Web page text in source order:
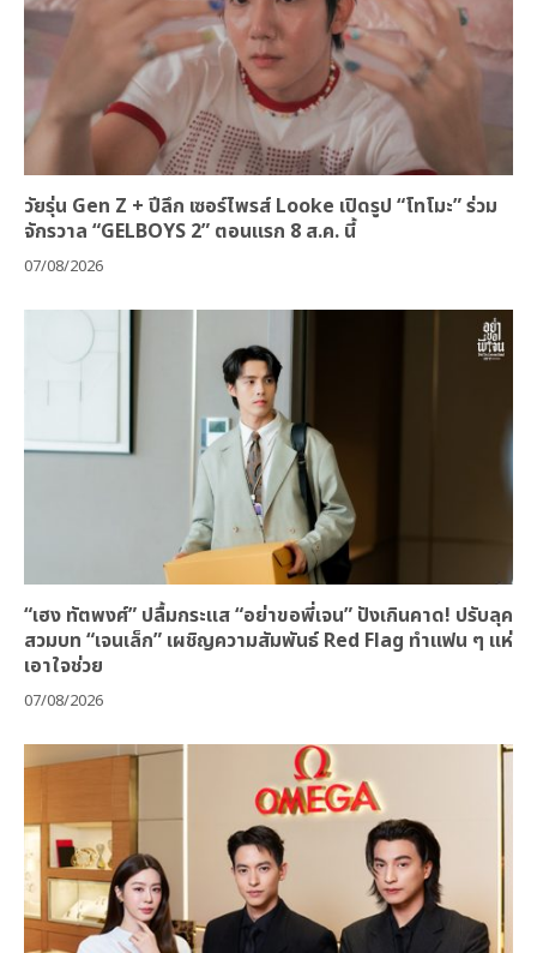
วัยรุ่น Gen Z + ปีลึก เซอร์ไพรส์ Looke เปิดรูป “โทโมะ” ร่วม
จักรวาล “GELBOYS 2” ตอนแรก 8 ส.ค. นี้
07/08/2026
“เฮง ทัตพงศ์” ปลื้มกระแส “อย่าขอพี่เจน” ปังเกินคาด! ปรับลุค
สวมบท “เจนเล็ก” เผชิญความสัมพันธ์ Red Flag ทำแฟน ๆ แห่
เอาใจช่วย
07/08/2026